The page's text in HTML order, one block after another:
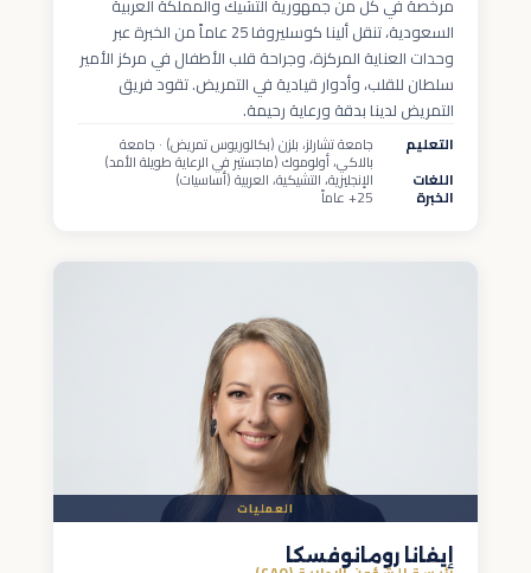
مرخصة في كل من جمهورية التشيك والمملكة العربية
السعودية، تنقل ألينا كوسليروفا 25 عاماً من الخبرة عبر
وحدات العناية المركزة، وجراحة قلب الأطفال في مركز الأمير
سلطان للقلب، وأدوار قيادية في التمريض. تقود فريق
التمريض لدينا بدقة ورعاية رحيمة.
التعليم جامعة تشارلز، بلزن (بكالوريوس تمريض) · جامعة
بالاكي، أولوموك (ماجستير في الرعاية طويلة الأمد)
اللغات الإنجليزية، التشيكية، العربية (أساسيات)
الخبرة 25+ عاماً
العمليات
إيفانا رومانوفسكا